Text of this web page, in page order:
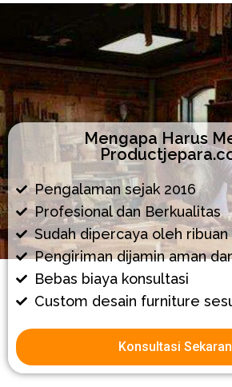
Mengapa Harus
Pengalaman sejak 2016
Profesional dan Berkualitas
Sudah dipercaya oleh
Pengiriman dijamin aman
Bebas biaya konsultasi
Custom desain furniture
Konsultasi